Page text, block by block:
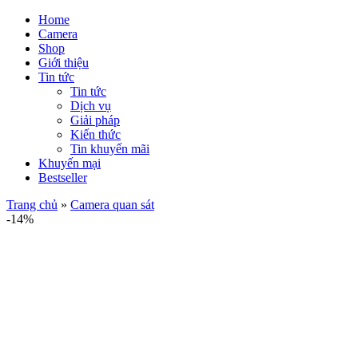
Home
Camera
Shop
Giới thiệu
Tin tức
Tin tức
Dịch vụ
Giải pháp
Kiến thức
Tin khuyến mãi
Khuyến mại
Bestseller
Trang chủ » Camera quan sát
-14%